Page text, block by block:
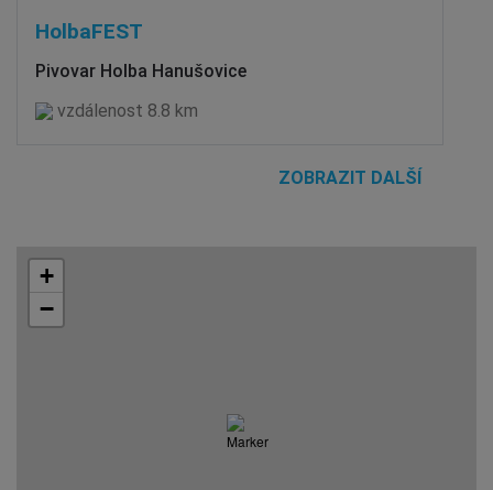
HolbaFEST
Pivovar Holba Hanušovice
vzdálenost 8.8 km
ZOBRAZIT DALŠÍ
+
−